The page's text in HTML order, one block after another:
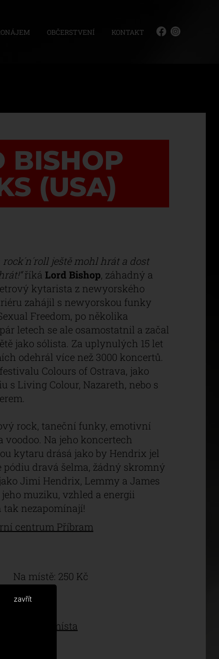
OBČERSTVENÍ KONTAKT
BISHOP
(USA)
ještě mohl hrát a dost
říká Lord Bishop, záhadný a
kytarista z newyorského
zahájil s newyorskou funky
Freedom, po několika
letech se ale osamostatnil a začal
jako sólista. Za uplynulých 15 let
odehrál více než 3000 koncertů.
Colours of Ostrava, jako
s Living Colour, Nazareth, nebo s
rock, taneční funky, emotivní
Na jeho koncertech
kytaru drásá jako by Hendrix jel
pódiu dravá šelma, žádný skromný
Jimi Hendrix, Lemmy a James
muziku, vzhled a energii
nezapomínají!
centrum Příbram
místě: 250 Kč
Prodejní místa
zavřít